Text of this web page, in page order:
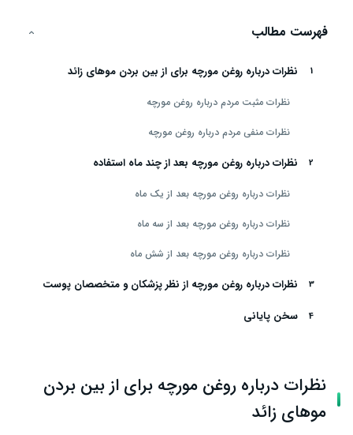
فهرست مطالب
نظرات درباره روغن مورچه برای از بین بردن موهای زائد
نظرات مثبت مردم درباره روغن مورچه
نظرات منفی مردم درباره روغن مورچه
نظرات درباره روغن مورچه بعد از چند ماه استفاده
نظرات درباره روغن مورچه بعد از یک ماه
نظرات درباره روغن مورچه بعد از سه ماه
نظرات درباره روغن مورچه بعد از شش ماه
نظرات درباره روغن مورچه از نظر پزشکان و متخصصان پوست
سخن پایانی
نظرات درباره روغن مورچه برای از بین بردن
موهای زائد